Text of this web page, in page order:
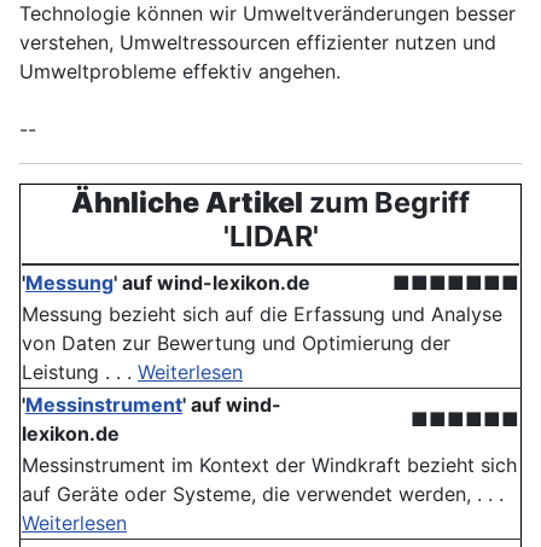
Technologie können wir Umweltveränderungen besser
verstehen, Umweltressourcen effizienter nutzen und
Umweltprobleme effektiv angehen.
--
Ähnliche Artikel zum Begriff
'LIDAR'
'Messung' auf wind-lexikon.de
■■■■■■■
Messung bezieht sich auf die Erfassung und Analyse
von Daten zur Bewertung und Optimierung der
Leistung . . . Weiterlesen
'Messinstrument' auf wind-
lexikon.de
■■■■■■
Messinstrument im Kontext der Windkraft bezieht sich
auf Geräte oder Systeme, die verwendet werden, . . .
Weiterlesen